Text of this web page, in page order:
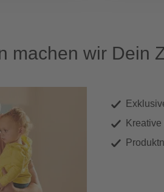
machen wir Dein